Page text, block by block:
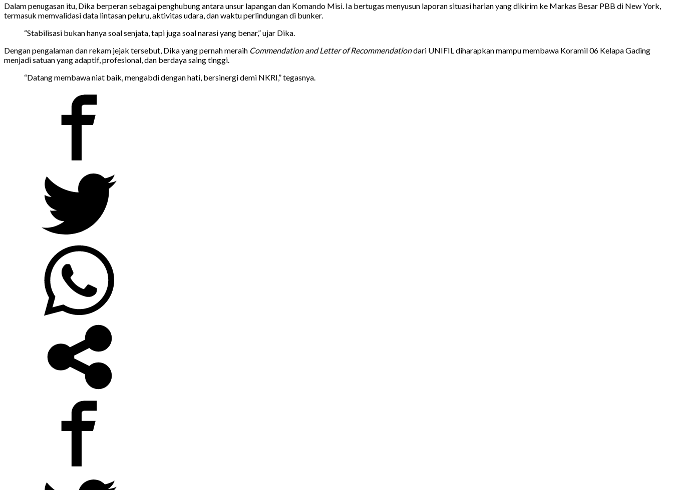
Dalam penugasan itu, Dika berperan sebagai penghubung antara unsur lapangan dan Komando Misi. Ia bertugas menyusun laporan situasi harian yang dikirim ke Markas Besar PBB di New York,
termasuk memvalidasi data lintasan peluru, aktivitas udara, dan waktu perlindungan di bunker.
“Stabilisasi bukan hanya soal senjata, tapi juga soal narasi yang benar,” ujar Dika.
Dengan pengalaman dan rekam jejak tersebut, Dika yang pernah meraih Commendation and Letter of Recommendationdari UNIFIL diharapkan mampu membawa Koramil 06 Kelapa Gading
menjadi satuan yang adaptif, profesional, dan berdaya saing tinggi.
“Datang membawa niat baik, mengabdi dengan hati, bersinergi demi NKRI,” tegasnya.